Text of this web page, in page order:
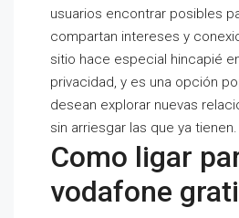
usuarios encontrar posibles
compartan intereses y
sitio hace especial hincapié
privacidad, y es una opción
desean explorar nuevas
sin arriesgar las que ya tienen.
Como ligar
vodafone